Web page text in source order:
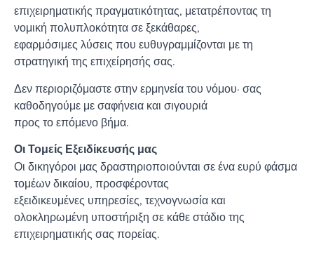
επιχειρηματικής πραγματικότητας, μετατρέποντας τη
νομική πολυπλοκότητα σε ξεκάθαρες,
εφαρμόσιμες λύσεις που ευθυγραμμίζονται με τη
στρατηγική της επιχείρησής σας.
Δεν περιοριζόμαστε στην ερμηνεία του νόμου· σας
καθοδηγούμε με σαφήνεια και σιγουριά
προς το επόμενο βήμα.
Οι Τομείς Εξειδίκευσής μας
Οι δικηγόροι μας δραστηριοποιούνται σε ένα ευρύ φάσμα
τομέων δικαίου, προσφέροντας
εξειδικευμένες υπηρεσίες, τεχνογνωσία και
ολοκληρωμένη υποστήριξη σε κάθε στάδιο της
επιχειρηματικής σας πορείας.